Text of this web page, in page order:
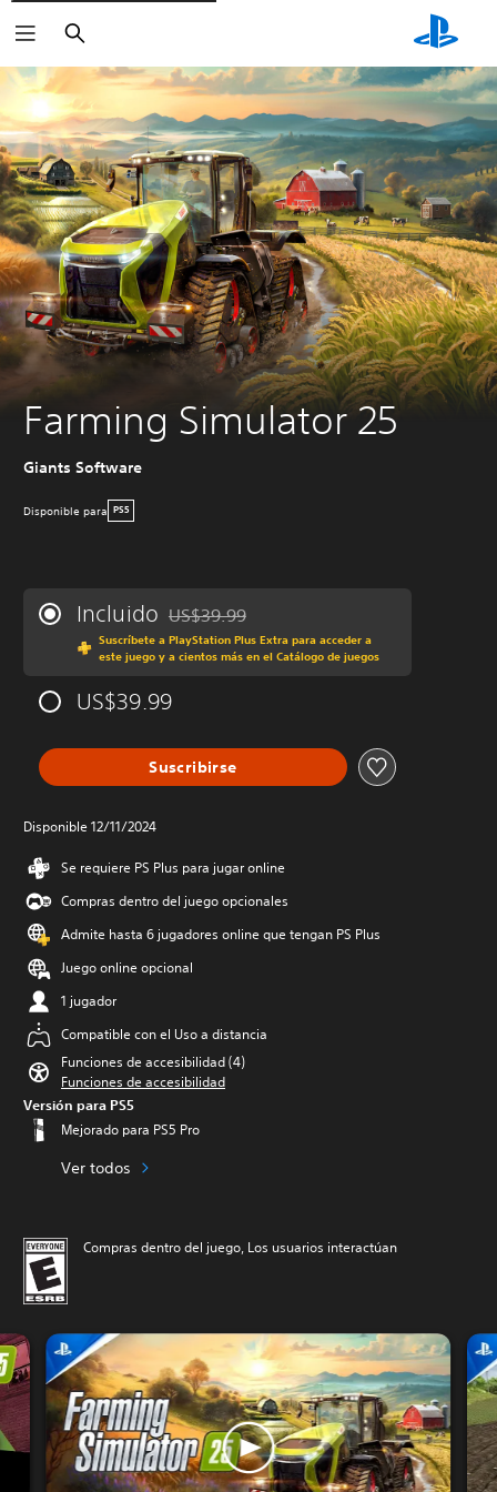
Buscar
Farming Simulator 25
Giants Software
Disponible para PS5
Incluido Rebajado del precio original de US$39.99
US$39.99
Suscríbete a PlayStation Plus Extra para acceder a
este juego y a cientos más en el Catálogo de juegos
US$39.99
Suscribirse
Disponible 12/11/2024
Se requiere PS Plus para jugar online
Compras dentro del juego opcionales
Admite hasta 6 jugadores online que tengan PS Plus
Juego online opcional
1 jugador
Compatible con el Uso a distancia
Funciones de accesibilidad (4)
Funciones de accesibilidad
Versión para PS5
Mejorado para PS5 Pro
Ver todos
Compras dentro del juego, Los usuarios interactúan